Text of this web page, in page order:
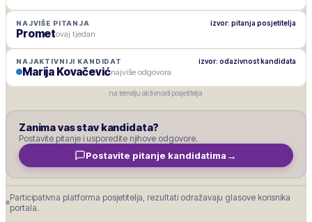
NAJVIŠE PITANJA izvor: pitanja posjetitelja
Prometovaj tjedan
NAJAKTIVNIJI KANDIDAT izvor: odazivnost kandidata
Marija Kovačevićnajviše odgovora
na temelju aktivnosti posjetitelja
Zanima vas stav kandidata?
Postavite pitanje i usporedite njihove odgovore.
Postavite pitanje kandidatima →
Participativna platforma posjetitelja, rezultati odražavaju glasove korisnika
portala.